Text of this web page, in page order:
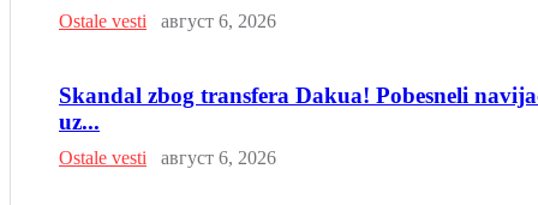
Ostale vesti август 6, 2026
Skandal zbog transfera Dakua! Pobesneli
uz...
Ostale vesti август 6, 2026